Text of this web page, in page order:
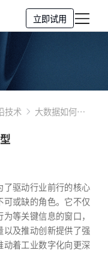
立即试用
技术
大数据如何推
驱动行业前行的核心
或缺的角色。它不仅
等关键信息的窗口，
及推动创新提供了强
着工业数字化向更深